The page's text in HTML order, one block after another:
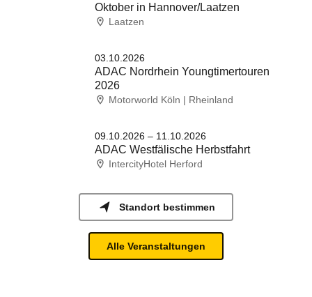
Laatzen
Oktober in Hannover/Laatzen
03.10.2026
Motorworld Köln | Rheinland
ADAC Nordrhein Youngtimertouren
2026
09.10.2026 – 11.10.2026
IntercityHotel Herford
ADAC Westfälische Herbstfahrt
Standort bestimmen
Alle Veranstaltungen